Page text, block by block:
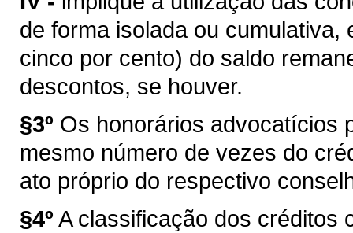
de forma isolada ou
cinco por cento) do saldo
descontos, se houver.
§3º Os honorários advocatícios
mesmo número de vezes do
ato próprio do respectivo
§4º A classificação dos créditos